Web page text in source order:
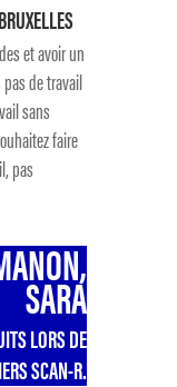
et avoir un
de travail
sans
faire
pas
SARA
LORS DE
SCAN-R.